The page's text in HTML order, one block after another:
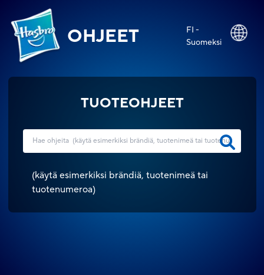
OHJEET
FI -
Suomeksi
TUOTEOHJEET
(käytä esimerkiksi brändiä, tuotenimeä tai
tuotenumeroa)